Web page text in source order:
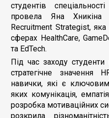
студентів
провела Яна
Recruitment Strategist,
сферах HealthCare,
та EdTech.
Під час заходу
стратегічне значення
навички, які є
яких комунікація,
розробка мотиваційних
розкрила